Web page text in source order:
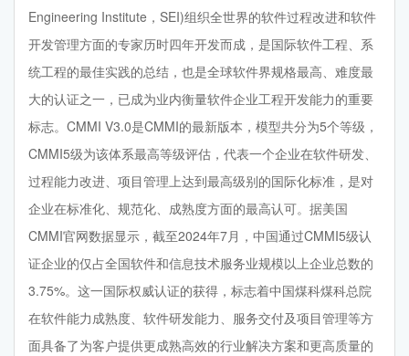
Engineering Institute，SEI)组织全世界的软件过程改进和软件
开发管理方面的专家历时四年开发而成，是国际软件工程、系
统工程的最佳实践的总结，也是全球软件界规格最高、难度最
大的认证之一，已成为业内衡量软件企业工程开发能力的重要
标志。CMMI V3.0‌是CMMI的最新版本，模型共分为5个等级，
CMMI5级为该体系最高等级评估，代表一个企业在软件研发、
过程能力改进、项目管理上达到最高级别的国际化标准，是对
企业在标准化、规范化、成熟度方面的最高认可。据美国
CMMI官网数据显示，截至2024年7月，中国通过CMMI5级认
证企业的仅占全国软件和信息技术服务业规模以上企业总数的
3.75%。这一国际权威认证的获得，标志着中国煤科煤科总院
在软件能力成熟度、软件研发能力、服务交付及项目管理等方
面具备了为客户提供更成熟高效的行业解决方案和更高质量的